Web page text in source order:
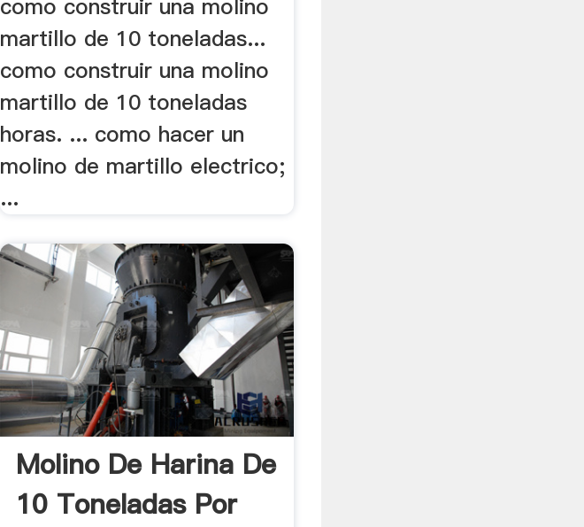
como construir una molino
martillo de 10 toneladas...
como construir una molino
martillo de 10 toneladas
horas. ... como hacer un
molino de martillo electrico;
...
Molino De Harina De
10 Toneladas Por